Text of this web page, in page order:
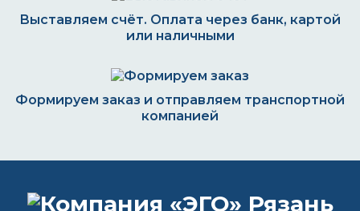
Выставляем счёт. Оплата через банк, картой
или наличными
Формируем заказ и отправляем транспортной
компанией
ВОПРОС-ОТВЕТ